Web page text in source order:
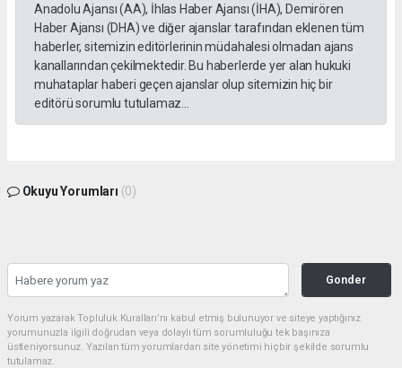
Anadolu Ajansı (AA), İhlas Haber Ajansı (İHA), Demirören
Haber Ajansı (DHA) ve diğer ajanslar tarafından eklenen tüm
haberler, sitemizin editörlerinin müdahalesi olmadan ajans
kanallarından çekilmektedir. Bu haberlerde yer alan hukuki
muhataplar haberi geçen ajanslar olup sitemizin hiç bir
editörü sorumlu tutulamaz...
Okuyu Yorumları (0)
Gonder
Yorum yazarak Topluluk Kuralları’nı kabul etmiş bulunuyor ve siteye yaptığınız
yorumunuzla ilgili doğrudan veya dolaylı tüm sorumluluğu tek başınıza
üstleniyorsunuz. Yazılan tüm yorumlardan site yönetimi hiçbir şekilde sorumlu
tutulamaz.